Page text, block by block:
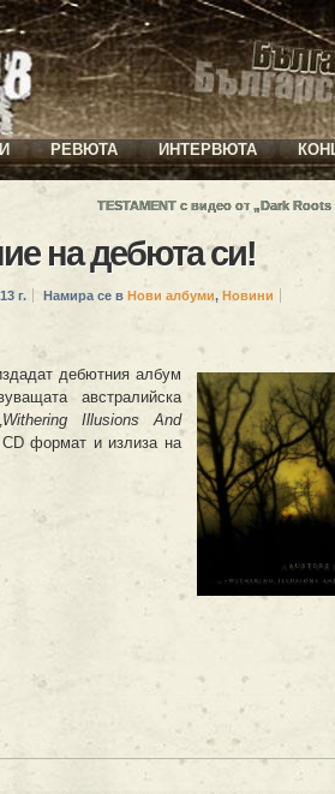
РЕВЮТА ИНТЕРВЮТА
TESTAMENT с видео от „Dark
на дебюта си!
г. Намира се в Нови албуми, Новини
дебютния албум
австралийска
„Withering Illusions And
формат и излиза на